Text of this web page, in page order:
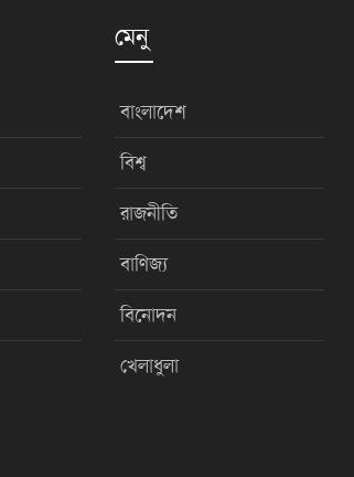
মেনু
বাংলাদেশ
বিশ্ব
রাজনীতি
বাণিজ্য
বিনোদন
খেলাধুলা